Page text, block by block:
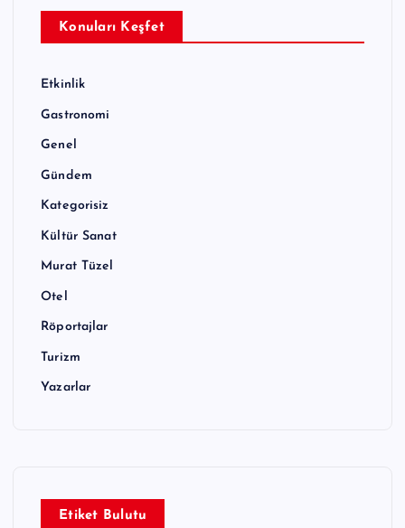
Konuları Keşfet
Etkinlik
Gastronomi
Genel
Gündem
Kategorisiz
Kültür Sanat
Murat Tüzel
Otel
Röportajlar
Turizm
Yazarlar
Etiket Bulutu